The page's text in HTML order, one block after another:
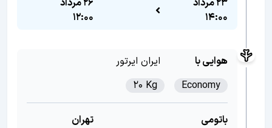
23 مرداد
14:00
26 مرداد
12:00
هوایی با
ایران ایرتور
Economy
20 Kg
باتومی
تهران